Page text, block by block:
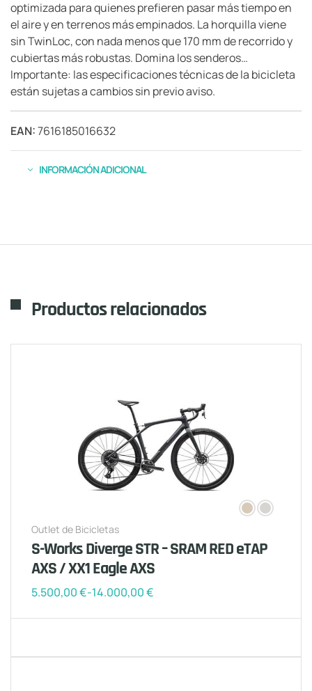
optimizada para quienes prefieren pasar más tiempo en
el aire y en terrenos más empinados. La horquilla viene
sin TwinLoc, con nada menos que 170 mm de recorrido y
cubiertas más robustas. Domina los senderos…
Importante: las especificaciones técnicas de la bicicleta
están sujetas a cambios sin previo aviso.
EAN:7616185016632
INFORMACIÓN ADICIONAL
Productos relacionados
Outlet de Bicicletas
S-Works Diverge STR – SRAM RED eTAP
AXS / XX1 Eagle AXS
5.500,00€-14.000,00€